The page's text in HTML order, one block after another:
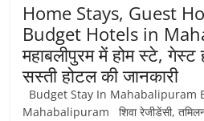
Home Stays, Guest
Budget Hotels in
महाबलीपुरम में होम स्टे, गेस्ट
सस्ती होटल की जानकारी
Budget Stay In Mahabalipuram
Mahabalipuram शिवा रेजीडेंसी,